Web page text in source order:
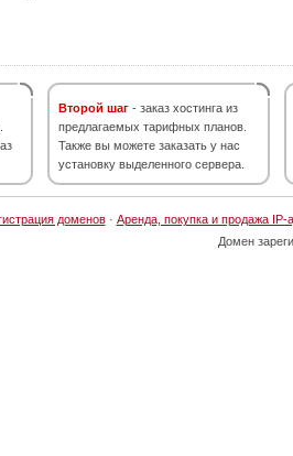
Второй шаг - заказ хостинга из
предлагаемых тарифных планов.
Также вы можете заказать у нас
установку выделенного сервера.
доменов· Аренда, покупка и продажа IP-
Домен